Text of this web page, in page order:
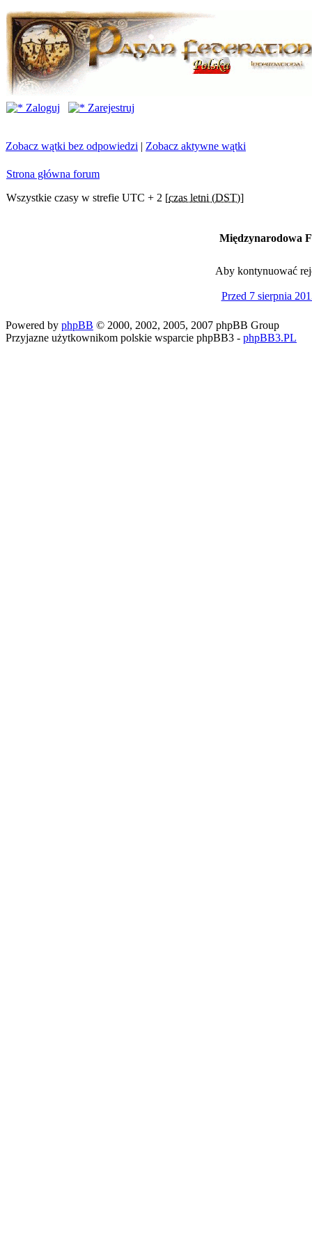
Zaloguj Zarejestruj
Zobacz wątki bez odpowiedzi | Zobacz aktywne wątki
Strona główna forum
Wszystkie czasy w strefie UTC + 2 [czas letni (DST)]
Międzynarodowa
Aby kontynuować
Przed 7 sierpnia
Powered by phpBB © 2000, 2002, 2005, 2007 phpBB Group
Przyjazne użytkownikom polskie wsparcie phpBB3 - phpBB3.PL